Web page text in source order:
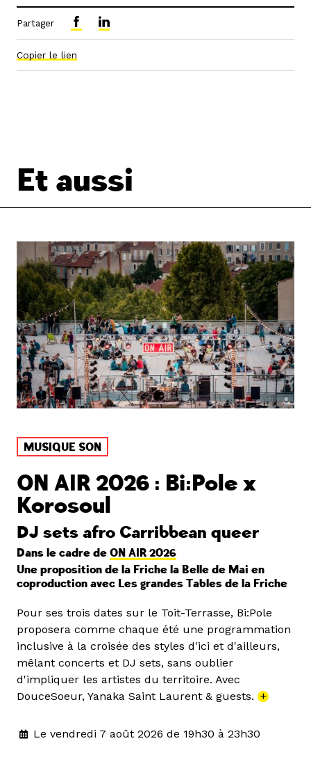
Partager
Copier le lien
Et aussi
MUSIQUE SON
ON AIR 2026 : Bi:Pole x
Korosoul
DJ sets afro Carribbean queer
Dans le cadre de ON AIR 2026
Une proposition de la Friche la Belle de Mai en
coproduction avec Les grandes Tables de la Friche
Pour ses trois dates sur le Toit-Terrasse, Bi:Pole
proposera comme chaque été une programmation
inclusive à la croisée des styles d'ici et d'ailleurs,
mêlant concerts et DJ sets, sans oublier
d'impliquer les artistes du territoire. Avec
DouceSoeur, Yanaka Saint Laurent & guests. +
Le vendredi 7 août 2026 de 19h30 à 23h30